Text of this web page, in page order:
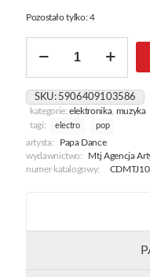
Pozostało tylko: 4
Nasz
-
The
SKU: 5906409103586
kategorie:elektronika, muzyka
tagi:
electro pop
artysta:
Papa Dance
wydawnictwo:
Mtj Agencja
numer katalogowy: